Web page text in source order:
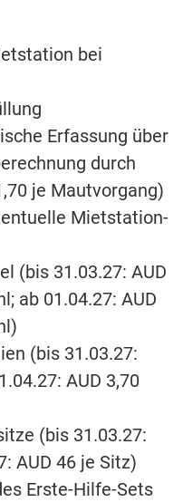
bei
Erfassung über
durch
je Mautvorgang)
Mietstation-
(bis 31.03.27: AUD
ab 01.04.27: AUD
(bis 31.03.27:
AUD 3,70
(bis 31.03.27:
AUD 46 je Sitz)
Erste-Hilfe-Sets